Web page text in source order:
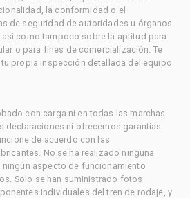
la conformidad o el
de seguridad de autoridades u órganos
como tampoco sobre la aptitud para
o para fines de comercialización. Te
propia inspección detallada del equipo
con carga ni en todas las marchas
declaraciones ni ofrecemos garantías
de acuerdo con las
No se ha realizado ninguna
aspecto de funcionamiento
Solo se han suministrado fotos
individuales del tren de rodaje, y